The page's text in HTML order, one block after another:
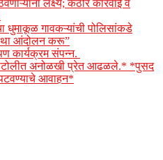
लक्ष्य; कठोर कारवाई व
धुमाकूळ गावकऱ्यांची पोलिसांकडे
आंदोलन करू”
कार्यक्रम संपन्न.
अनोळखी प्रेत आढळले.* *पुसद
आवाहन*